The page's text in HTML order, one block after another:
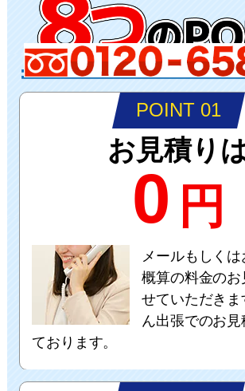
POINT 01
お見積り
0 円
メールもしく
概算の料金のお
せていただきま
ん出張でのお
ております。